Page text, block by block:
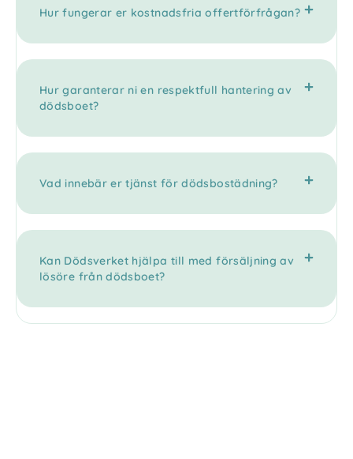
Hur fungerar er kostnadsfria offertförfrågan?
Hur garanterar ni en respektfull hantering av
dödsboet?
Vad innebär er tjänst för dödsbostädning?
Kan Dödsverket hjälpa till med försäljning av
lösöre från dödsboet?